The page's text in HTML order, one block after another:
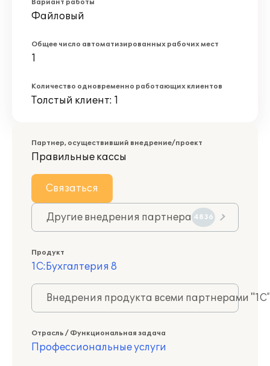
Вариант работы
Файловый
Общее число автоматизированных рабочих мест
1
Количество одновременно работающих клиентов
Толстый клиент: 1
Партнер, осуществивший внедрение/проект
Правильные кассы
Связаться
Другие внедрения партнера 4836
Продукт
1С:Бухгалтерия 8
Внедрения продукта всеми партнерами
Отрасль / Функциональная задача
Профессиональные услуги